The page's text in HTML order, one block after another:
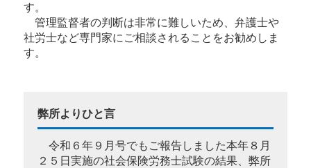
す。
管理監督者の判断は非常に難しいため、弁護士や
社労士など専門家にご相談されることをお勧めしま
す。
弊所よりひと言
令和６年９月号でもご報告しました本年８月
２５日実施の社会保険労務士試験の結果、弊所